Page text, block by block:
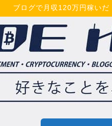
ブログで月収120万円稼い